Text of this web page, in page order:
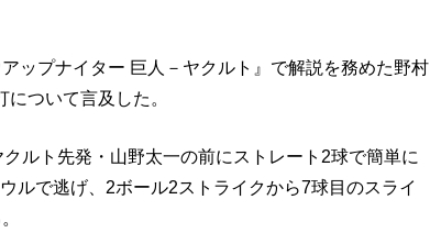
ップナイター 巨人－ヤクルト』で解説を務めた野村
ついて言及した。
ルト先発・山野太一の前にストレート2球で簡単に
ルで逃げ、2ボール2ストライクから7球目のスライ